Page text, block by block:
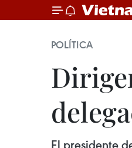
POLÍTICA
El presidente